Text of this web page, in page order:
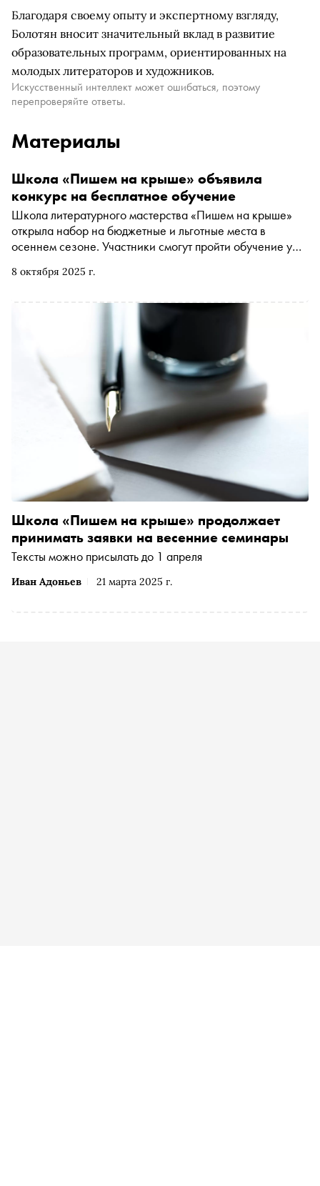
Благодаря своему опыту и экспертному взгляду,
Болотян вносит значительный вклад в развитие
образовательных программ, ориентированных на
молодых литераторов и художников.
Искусственный интеллект может ошибаться, поэтому
перепроверяйте ответы.
Материалы
8 октября 2025 г.
Школа «Пишем на крыше» объявила
конкурс на бесплатное обучение
Школа литературного мастерства «Пишем на крыше»
открыла набор на бюджетные и льготные места в
осеннем сезоне. Участники смогут пройти обучение у
отправятся в литературную резиденцию школы в
Иван Адоньев 21 марта 2025 г.
Школа «Пишем на крыше» продолжает
принимать заявки на весенние семинары
Тексты можно присылать до 1 апреля